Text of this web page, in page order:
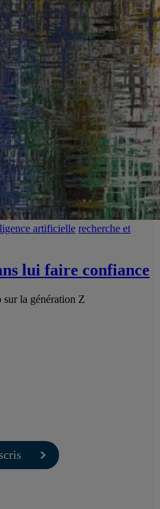
artificielle recherche et
lui faire confiance
la génération Z